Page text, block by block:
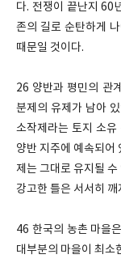
다. 전쟁이 끝난지 60
존의 길로 순탄하게
때문일 것이다.
26 양반과 평민의 관
분제의 유제가 남아
소작제라는 토지 소유
양반 지주에 예속되어
제는 그대로 유지될
강고한 틀은 서서히
46 한국의 농촌 마을
대부분의 마을이 최소